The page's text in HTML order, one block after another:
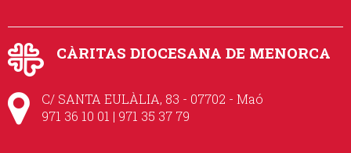
CÀRITAS DIOCESANA DE MENORCA
C/ SANTA EULÀLIA, 83 - 07702 - Maó
971 36 10 01 | 971 35 37 79